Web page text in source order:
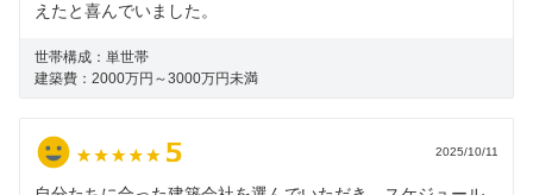
えたと喜んでいました。
世帯構成： 単世帯
建築費： 2000万円～3000万円未満
2025/10/11